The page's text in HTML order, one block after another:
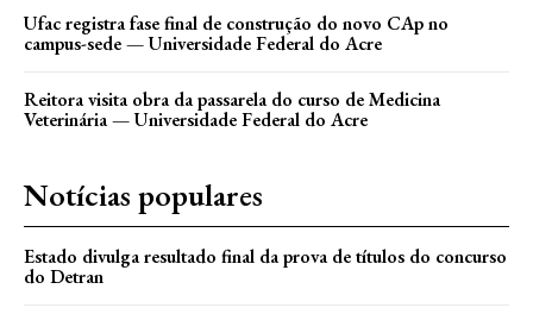
Ufac registra fase final de construção do novo CAp no
campus-sede — Universidade Federal do Acre
Reitora visita obra da passarela do curso de Medicina
Veterinária — Universidade Federal do Acre
Notícias populares
Estado divulga resultado final da prova de títulos do concurso
do Detran